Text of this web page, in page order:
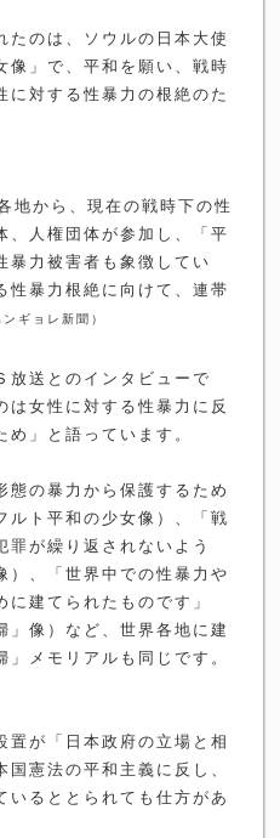
のは、ソウルの日本大使
像」で、平和を願い、戦時
に対する性暴力の根絶のた
地から、現在の戦時下の性
、人権団体が参加し、「平
暴力被害者も象徴してい
性暴力根絶に向けて、連帯
ンギョレ新聞）
放送とのインタビューで
は女性に対する性暴力に反
」と語っています。
態の暴力から保護するため
ルト平和の少女像）、「戦
が繰り返されないよう
）、「世界中での性暴力や
建てられたものです」
」像）など、世界各地に建
メモリアルも同じです。
が「日本政府の立場と相
憲法の平和主義に反し、
いるととられても仕方があ